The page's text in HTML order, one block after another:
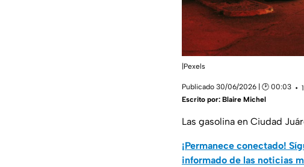
|Pexels
Publicado 30/06/2026 | 🕑 00:03
Escrito por: Blaire Michel
Las gasolina en Ciudad
¡Permanece conectado!
informado de las noticias